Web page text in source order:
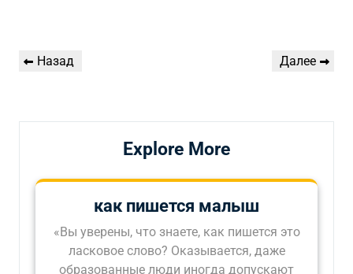
по
Предыдущая
Назад
Следующая
Далее
Explore More
как пишется малыш
«Вы уверены, что знаете, как пишется это
ласковое слово? Оказывается, даже
образованные люди иногда допускают